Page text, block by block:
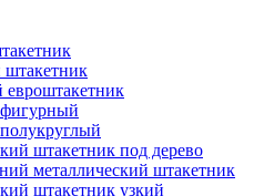
штакетник под дерево
металлический штакетник
штакетник узкий